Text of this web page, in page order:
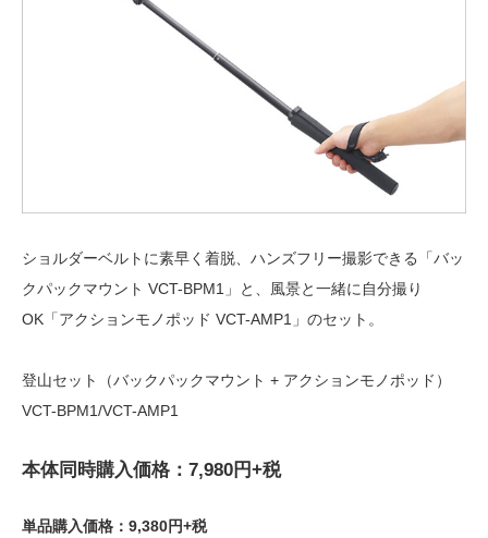
ショルダーベルトに素早く着脱、ハンズフリー撮影できる「バッ
クパックマウント VCT-BPM1」と、風景と一緒に自分撮り
OK「アクションモノポッド VCT-AMP1」のセット。
登山セット（バックパックマウント + アクションモノポッド）
VCT-BPM1/VCT-AMP1
本体同時購入価格：7,980円+税
単品購入価格：9,380円+税